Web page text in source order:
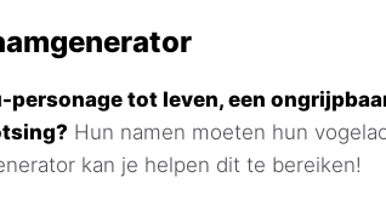
personage tot leven, een
Hun namen moeten hun
kan je helpen dit te bereiken!